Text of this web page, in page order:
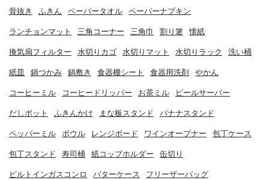
骨抜き ふきん ペーパータオル ペーパーナプキン
ランチョンマット 三角コーナー 三角巾 割り箸 懐紙
換気扇フィルター 水切りカゴ 水切りマット 水切りラック 洗い桶
紙皿 鍋つかみ 鍋敷き 食器棚シート 食器用洗剤 やかん
コーヒーミル コーヒードリッパー お茶ミル ビールサーバー
だしポット ふきんかけ まな板スタンド バナナスタンド
ペッパーミル ボウル レンジボード ワインオープナー 包丁ケース
包丁スタンド 寿司桶 紙コップホルダー 缶切り
ビルトインガスコンロ バターケース フリーザーバッグ